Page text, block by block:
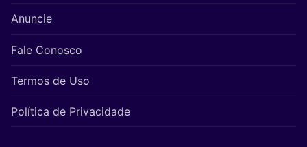
Anuncie
Fale Conosco
Termos de Uso
Política de Privacidade